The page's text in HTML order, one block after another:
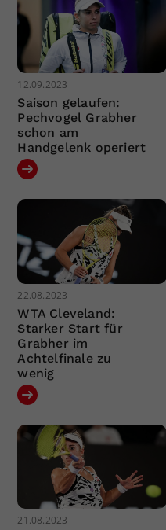
12.09.2023
Saison gelaufen:
Pechvogel Grabher
schon am
Handgelenk operiert
22.08.2023
WTA Cleveland:
Starker Start für
Grabher im
Achtelfinale zu
wenig
21.08.2023